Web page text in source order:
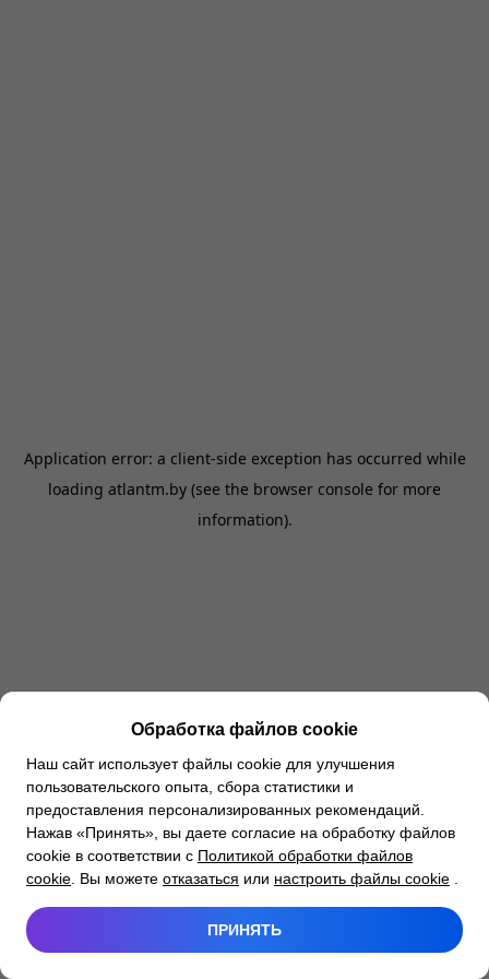
Application error: a client-side exception has occurred while
loading atlantm.by (see the browser console for more
information).
Обработка файлов cookie
Наш сайт использует файлы cookie для улучшения
пользовательского опыта, сбора статистики и
предоставления персонализированных рекомендаций.
Нажав «Принять», вы даете согласие на обработку файлов
cookie в соответствии с Политикой обработки файлов
cookie . Вы можете отказаться или настроить файлы cookie
ПРИНЯТЬ